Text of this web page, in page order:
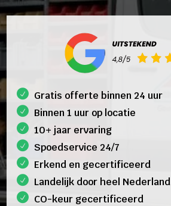
Gratis offerte binnen 24 uur
Binnen 1 uur op locatie
10+ jaar ervaring
Spoedservice 24/7
Erkend en gecertificeerd
Landelijk door heel Nederland
CO-keur gecertificeerd